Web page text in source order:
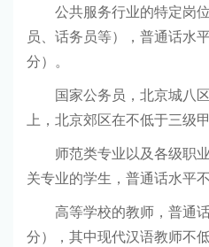
公共服务行业的特定岗
员、话务员等），普通话水
分）。
国家公务员，北京城八
上，北京郊区在不低于三级
师范类专业以及各级职
关专业的学生，普通话水平
高等学校的教师，普通
分），其中现代汉语教师不